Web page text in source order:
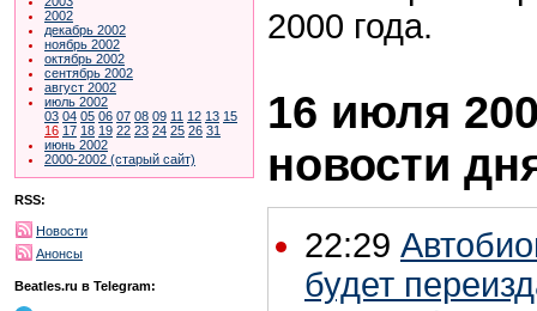
2002
декабрь 2002
ноябрь 2002
октябрь 2002
сентябрь 2002
август 2002
июль 2002
03 04 05 06 07 08 09 11 12 13 15
16 17 18 19 22 23 24 25 26 31
июнь 2002
2000-2002 (старый сайт)
RSS:
Новости
Анонсы
Beatles.ru в Telegram:
2000 года.
16 июля
новости
22:29
будет